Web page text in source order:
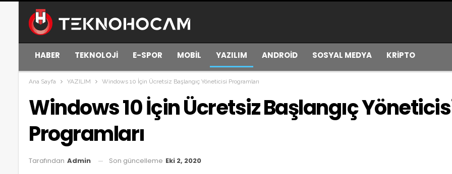
HABER TEKNOLOJİ E-SPOR MOBİL YAZILIM ANDROİD SOSYAL MEDYA KRİPTO
Ana Sayfa YAZILIM Windows 10 İçin Ücretsiz Başlangıç Yöneticisi Programları
Windows 10 İçin Ücretsiz Başlangıç
Programları
Tarafından Admin Son güncelleme Eki 2, 2020